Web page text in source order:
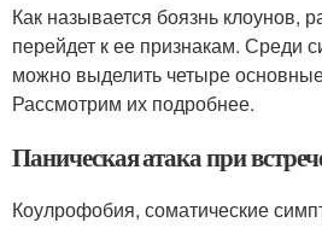
Как называется боязнь клоунов,
перейдет к ее признакам. Среди
можно выделить четыре
Рассмотрим их подробнее.
Паническая атака при
Коулрофобия, соматические